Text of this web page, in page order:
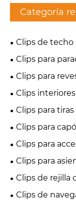
Categoría
Clips de techo
Clips para
Clips para
Clips
Clips para
Clips para
Clips para
Clips para
Clips de rejilla
Clips de